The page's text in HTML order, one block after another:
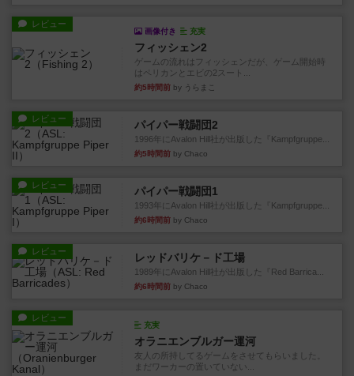
レビュー
画像付き 充実
フィッシェン2
ゲームの流れはフィッシェンだが、ゲーム開始時
はペリカンとエビの2スート...
約5時間前 by うらまこ
レビュー パイパー戦闘団2
1996年にAvalon Hill社が出版した『Kampfgruppe...
約5時間前 by Chaco
レビュー パイパー戦闘団1
1993年にAvalon Hill社が出版した『Kampfgruppe...
約6時間前 by Chaco
レビュー レッドバリケ－ド工場
1989年にAvalon Hill社が出版した『Red Barrica...
約6時間前 by Chaco
レビュー
充実
オラニエンブルガー運河
友人の所持してるゲームをさせてもらいました。
まだワーカーの置いていない...